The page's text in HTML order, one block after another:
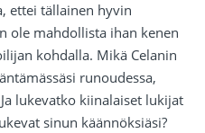
ettei tällainen hyvin
ole mahdollista ihan kenen
kohdalla. Mikä Celanin
runoudessa,
lukevatko kiinalaiset lukijat
sinun käännöksiäsi?